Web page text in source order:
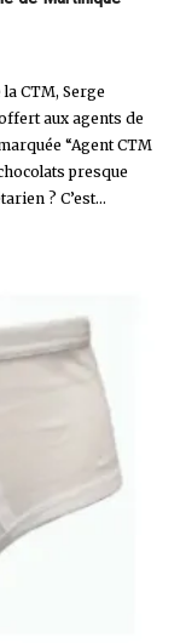
CTM, Serge
aux agents de
“Agent CTM
presque
? C’est...